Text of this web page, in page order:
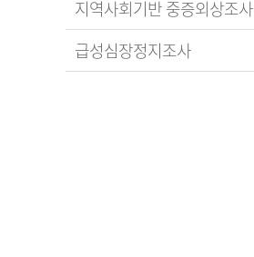
지역사회기반 중증외상조사
급성심장정지조사